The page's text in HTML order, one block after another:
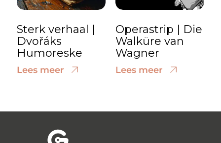
Sterk verhaal |
Dvořáks
Humoreske
Lees meer
Operastrip | Die
Walküre van
Wagner
Lees meer